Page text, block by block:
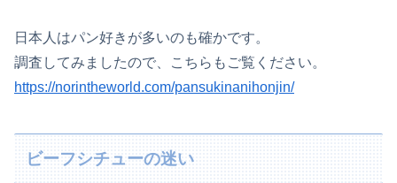
日本人はパン好きが多いのも確かです。
調査してみましたので、こちらもご覧ください。
https://norintheworld.com/pansukinanihonjin/
ビーフシチューの迷い